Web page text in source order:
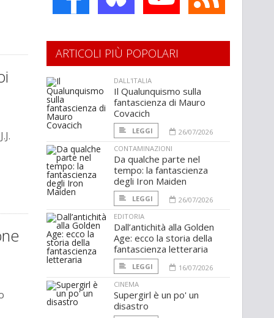
ARTICOLI PIÙ POPOLARI
DALL'ITALIA
Il Qualunquismo sulla
fantascienza di Mauro
Covacich
LEGGI
26/07/2026
CONTAMINAZIONI
Da qualche parte nel
tempo: la fantascienza
degli Iron Maiden
LEGGI
26/07/2026
EDITORIA
Dall’antichità alla Golden
Age: ecco la storia della
fantascienza letteraria
LEGGI
16/07/2026
CINEMA
Supergirl è un po' un
disastro